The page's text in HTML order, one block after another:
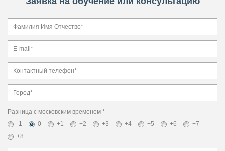
Разница с московским временем *
-1
0 +1 +2 +3 +4 +5 +6
+7
+8